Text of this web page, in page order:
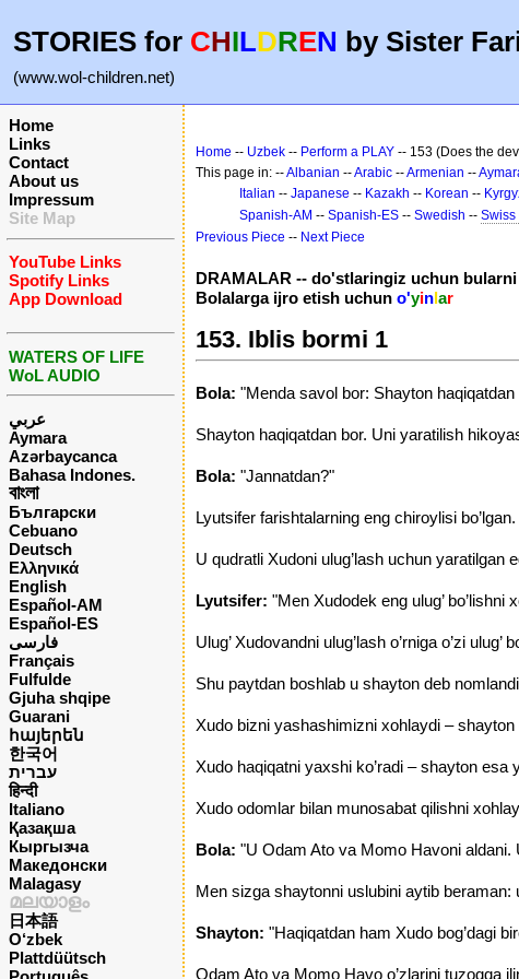
STORIES for CHILDREN by Sister
(www.wol-children.net)
Home
Links
Contact
About us
Impressum
Site Map
YouTube Links
Spotify Links
App Download
WATERS OF LIFE
WoL AUDIO
عربي
Aymara
Azərbaycanca
Bahasa Indones.
বাংলা
Български
Cebuano
Deutsch
Ελληνικά
English
Español-AM
Español-ES
فارسی
Français
Fulfulde
Gjuha shqipe
Guarani
հայերեն
한국어
עברית
हिन्दी
Italiano
Қазақша
Кыргызча
Македонски
Malagasy
മലയാളം
日本語
O‘zbek
Plattdüütsch
Home -- Uzbek -- Perform a PLAY -- 153 (Does the
This page in: --Albanian --Arabic --Armenian --
Italian -- Japanese -- Kazakh -- Korean --
Spanish-AM -- Spanish-ES -- Swedish -- Swiss
Previous Piece -- Next Piece
DRAMALAR -- do'stlaringiz uchun
Bolalarga ijro etish uchun o'yinlar
153. Iblis bormi 1
Bola: "Menda savol bor: Shayton
Shayton haqiqatdan bor. Uni yaratilish
Bola: "Jannatdan?"
Lyutsifer farishtalarning eng chiroylisi bo’lgan.
U qudratli Xudoni ulug’lash uchun yaratilgan
Lyutsifer: "Men Xudodek eng ulug’
Ulug’ Xudovandni ulug’lash o’rniga o’zi
Shu paytdan boshlab u shayton deb
Xudo bizni yashashimizni xohlaydi – shayton
Xudo haqiqatni yaxshi ko’radi – shayton esa
Xudo odomlar bilan munosabat qilishni
Bola: "U Odam Ato va Momo Havoni
Men sizga shaytonni uslubini aytib beraman:
Shayton: "Haqiqatdan ham Xudo bog’dagi
Odam Ato va Momo Havo o’zlarini tuzoqqa